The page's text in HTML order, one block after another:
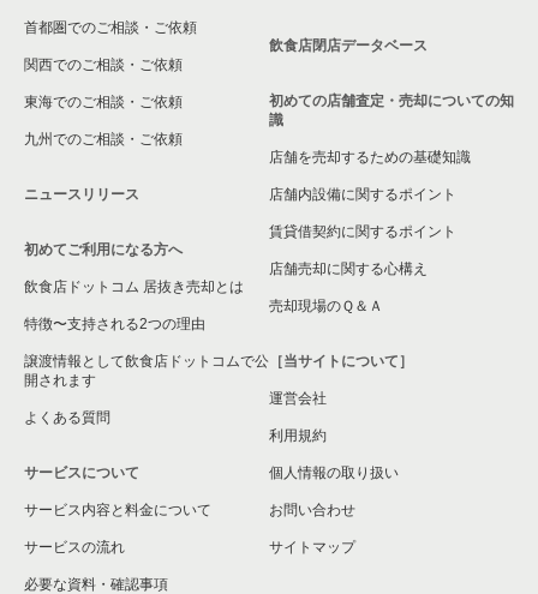
首都圏でのご相談・ご依頼
関西でのご相談・ご依頼
東海でのご相談・ご依頼
九州でのご相談・ご依頼
ニュースリリース
初めてご利用になる方へ
飲食店ドットコム 居抜き売却とは
特徴〜支持される2つの理由
譲渡情報として飲食店ドットコムで公
開されます
よくある質問
サービスについて
サービス内容と料金について
サービスの流れ
必要な資料・確認事項
飲食店閉店データベース
初めての店舗査定・売却についての知
識
店舗を売却するための基礎知識
店舗内設備に関するポイント
賃貸借契約に関するポイント
店舗売却に関する心構え
売却現場のＱ＆Ａ
［当サイトについて］
運営会社
利用規約
個人情報の取り扱い
お問い合わせ
サイトマップ